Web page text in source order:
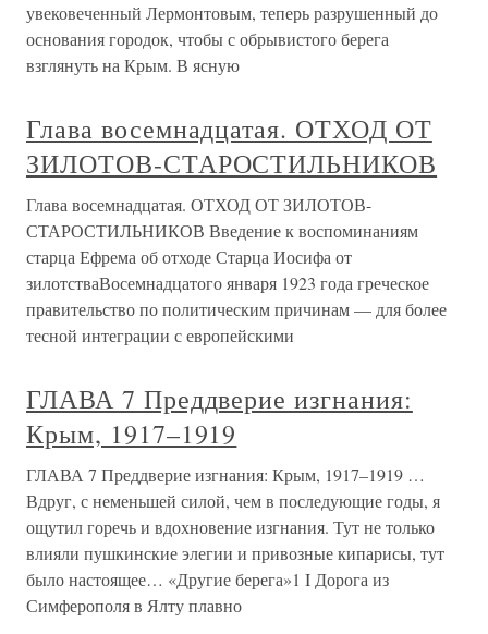
увековеченный Лермонтовым, теперь разрушенный до
основания городок, чтобы с обрывистого берега
взглянуть на Крым. В ясную
Глава восемнадцатая. ОТХОД ОТ
ЗИЛОТОВ-СТАРОСТИЛЬНИКОВ
Глава восемнадцатая. ОТХОД ОТ ЗИЛОТОВ-
СТАРОСТИЛЬНИКОВ Введение к воспоминаниям
старца Ефрема об отходе Старца Иосифа от
зилотстваВосемнадцатого января 1923 года греческое
правительство по политическим причинам — для более
тесной интеграции с европейскими
ГЛАВА 7 Преддверие изгнания:
Крым, 1917–1919
ГЛАВА 7 Преддверие изгнания: Крым, 1917–1919 …
Вдруг, с неменьшей силой, чем в последующие годы, я
ощутил горечь и вдохновение изгнания. Тут не только
влияли пушкинские элегии и привозные кипарисы, тут
было настоящее… «Другие берега»1 I Дорога из
Симферополя в Ялту плавно